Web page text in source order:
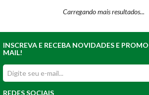
INSCREVA E RECEBA NOVIDADES E
MAIL!
REDES SOCIAIS